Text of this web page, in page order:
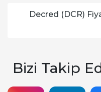
Decred (DCR)
Bizi Takip